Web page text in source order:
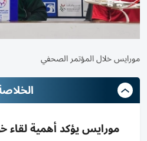
مورايس خلال المؤتمر الصحفي
مورايس يؤكد أهمية لقاء